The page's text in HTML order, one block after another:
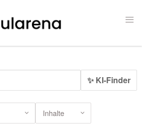
✨ KI-Finder
Inhalte